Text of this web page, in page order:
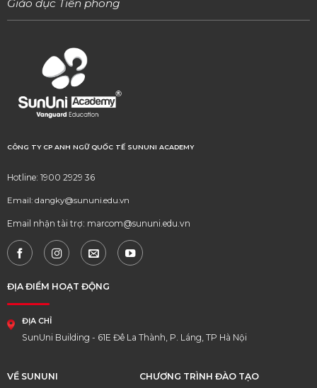
Giáo dục Tiên phong
CÔNG TY CP ANH NGỮ QUỐC TẾ SUNUNI ACADEMY
Hotline: 1900 2929 36
Email: dangky@sununi.edu.vn
Email nhận tài trợ: marcom@sununi.edu.vn
VỀ SUNUNI
ĐỊA ĐIỂM HOẠT ĐỘNG
ĐỊA CHỈ
SunUni Building - 61E Đê La Thành, P. Láng, TP Hà Nội
CHƯƠNG TRÌNH ĐÀO TẠO